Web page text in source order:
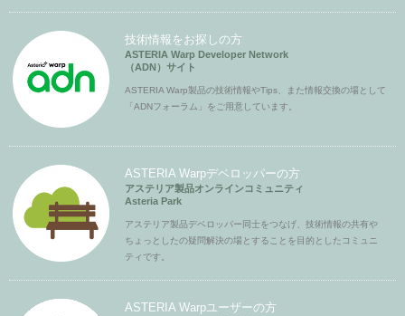
技術情報をお探しの方
ASTERIA Warp Developer Network
（ADN）サイト
ASTERIA Warp製品の技術情報やTips、また情報交換の場として
「ADNフォーラム」をご用意しています。
ASTERIA Warpデベロッパーの方
アステリア製品オンラインコミュニティ
Asteria Park
アステリア製品デベロッパー同士をつなげ、技術情報の共有や
ちょっとしたの疑問解決の場とすることを目的としたコミュニ
ティです。
ASTERIA Warpユーザーの方